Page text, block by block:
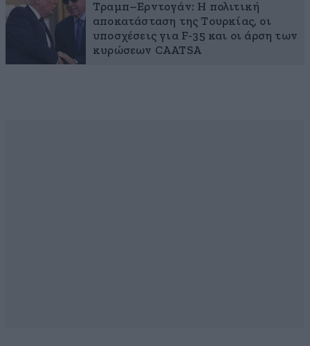
Τραμπ–Ερντογάν: Η πολιτική
αποκατάσταση της Τουρκίας, οι
υποσχέσεις για F-35 και οι άρση των
κυρώσεων CAATSA